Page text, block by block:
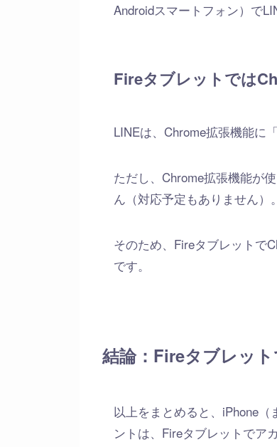
Androidスマートフォン）で
Fireタブレットでは
LINEは、Chrome拡張機能に
ただし、Chrome拡張機能が
ん（対応予定もありません）。
そのため、Fireタブレットで
です。
結論：Fireタブレッ
以上をまとめると、iPhone
ントは、Fireタブレットでア